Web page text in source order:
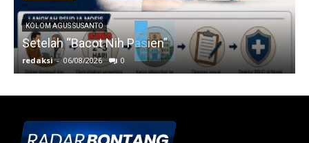
KOLOM AGUS SUSANTO
Setelah “Bacot Nih Pasien”
redaksi - 06/08/2026 0